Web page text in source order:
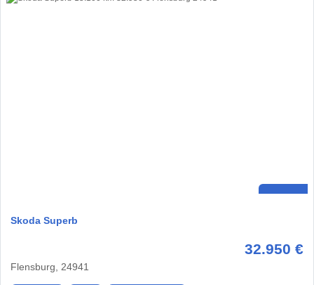
Skoda Superb
32.950 €
Flensburg, 24941